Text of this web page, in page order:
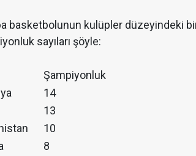
basketbolunun kulüpler düzeyindeki
sayıları şöyle:
Şampiyonluk
14
13
10
8